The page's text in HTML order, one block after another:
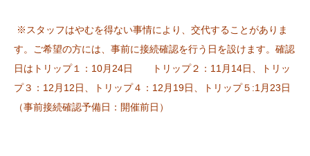
※スタッフはやむを得ない事情により、交代することがありま
す。ご希望の方には、事前に接続確認を行う日を設けます。確認
日はトリップ１：10月24日 トリップ２：11月14日、トリッ
プ３：12月12日、トリップ４：12月19日、トリップ５:1月23日
（事前接続確認予備日：開催前日）